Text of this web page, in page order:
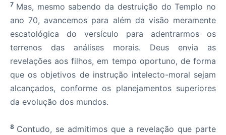
7 Mas, mesmo sabendo da destruição do Templo no
ano 70, avancemos para além da visão meramente
escatológica do versículo para adentrarmos os
terrenos das análises morais. Deus envia as
revelações aos filhos, em tempo oportuno, de forma
que os objetivos de instrução intelecto-moral sejam
alcançados, conforme os planejamentos superiores
da evolução dos mundos.
8 Contudo, se admitimos que a revelação que parte